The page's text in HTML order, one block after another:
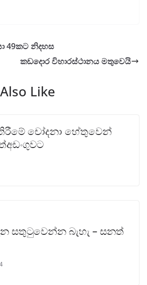
49කට නිදහස
කඩදොර විහාරස්ථානය මතුවෙයි
Like
චෝදනා හේතුවෙන්
සතුටුවෙන්න බැහැ – සනත්